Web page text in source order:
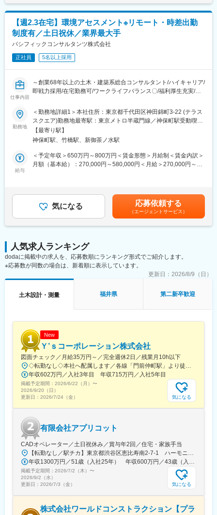
土日祝休み、年間休日120日とプライベートを大切にしていた
だけます。残業は担当している業務の状況によりますが、平均1日
2～3時間程です。1週間の内、日帰り出張や宿泊を伴う出張にが
発生する可能性有。
■当社の特徴・魅力：
防災・減災対策関連業務やダム、河川構造物を中心とした継続
性の高い業務について受注比率が高まっています。
■株式会社クレアリアについて：
安全・品質・工期・環境・利益管理の達成責任を負い、顧客満足
を得るための最前線活動を行います。
（1）施工計画の作成
（2）プロジェクト全体の実行予算書作成、損益・工事資金管理
（3）工事進捗・出来形管理、協力会社への発注・管理調整、図面
チェック、施工図作成、測量、各種データ分析
（4）安全衛生、労務管理並びに記録の保管他
https://www.ad-hzm.co.jp/works/
・フルフレックス制や在宅勤務制度など、各自が裁量を持って働
ける環境が整っている為、全社の残業時間は月平均30時間程度で
す。
※就業後の残業は上長承認が必要な為、各自が業務工程を立て業務
を行っています。
・入寮条件はありますが寮も完備されています。
・住宅融資や持株制度、退職金制度など福利厚生、各種手当も充
ことができ、現場が必要とする情報をアプリに一元化することに
成功しました。
当社では、社員全員がいきいきと働ける仕組みを実現するための
施策を実施しております。その一つとして、ワークライフバラン
スの実現のため、生産性向上や効率化・省力化に向けて、現場で
のICT・AI導入など全社を挙げて働き方改革を推進しています。
制度」や全社員共通の評価制度があり、キャリア採用の方も新卒
【週2.3在宅】環境アセスメント※リモート・時差出勤
制度有／土日祝休／業界最大手
パシフィックコンサルタンツ株式会社
正社員 5名以上採用
仕事内容
～創業68年以上の土木・建築系総合コンサルタント/ハイキャリア/
即戦力採用/在宅勤務可/ワークライフバランス〇/福利厚生充実/キ
■業務内容：
業界最大手・土木・建築系総合コンサルタントである当社にて、
環境アセスメント業務を担当いただきます。
■業務詳細：
・大気質・騒音・水質等のシミュレーションやGISによる生息適地
における法・条例アセスメント、
・各種事業による環境面へのプラス効果の検討（ポジティブアセ
スメント）による脱炭素社会の実現に向けた開発事業の支援、
■働く環境：
（1）長期的に働き続けられる環境
働きがいを感じながら、能力を100％発揮し成果をあげることが
できるよう、多様な働き方の推進・定着を強化。
在宅勤務、サテライトオフィスの他に、移動時間の有効活用を目
（3）時差出勤制度
す。
（4）ワークライフバランス
毎週水曜日はノー残業デーです。同業他社にも働きかけを行い、
年に2回の業界一斉ノー残業デーも主導しています。
■企業魅力
国内外に貢献する業界シェアトップクラスの「技術・知識集団」
であり、68年以上の歴史を有する土木・建築系総合コンサルタン
港、建築、福祉、情報、PFI、NPM、防災等の社会資本整備、維
持管理に、卓越した技術と柔軟な頭脳をもって応え、日本経済の
発展に伴い多くのプロジェクトに携わってきました。
変更の範囲：本文参照
勤務地
＜勤務地詳細1＞本社住所：東京都千代田区神田錦町3-22 (テラス
スクエア)勤務地最寄駅：東京メトロ半蔵門線／神保町駅受動喫煙
対策：屋内全面禁煙＜勤務地詳細2＞全国事業所のいずれか住所：
47都道府県 受動喫煙対策：屋内全面禁煙変更の範囲：本文参照
【最寄り駅】
神保町駅、竹橋駅、新御茶ノ水駅
給与
＜予定年収＞650万円～800万円＜賃金形態＞月給制＜賃金内訳＞
月額（基本給）：270,000円～580,000円＜月給＞270,000円～
金額であり、選考を通じて上下する可能性があります。月給(月額)
は固定手当を含めた表記です。
気になる 応募依頼する
（エージェントサービス）
人気求人ランキング
dodaに掲載中の求人を、応募数順にランキング形式でご紹介します。
※応募数が同数の場合は、新着順に表示しています。
更新日： 2026/8/9（日）
土木設計・測量 福井県 第二新卒歓迎
New
Ｙ’ｓコーポレーション株式会社
図面チェック／月給35万円～／完全週休2日／残業月10h以下
◇転勤なし◇本社へ配属します／各線「門前仲町駅」より徒歩3分本社／東京都江東区牡丹1-15-5 ポイントSTビル6F【アクセス】・各線「門前仲町」駅より徒歩3分・各線「越中島」駅より徒歩7分
年収602万円／入社3年目 年収715万円／入社5年目
掲載予定期間： 2026/6/22（月） 〜
2026/9/20（日）
更新日： 2026/7/24（金） 気になる
有限会社アプリコット
CADオペレーター／土日祝休み／賞与年2回／住宅・家族手当
【転勤なし／駅チカ】東京都渋谷区恵比寿南2-7-1 ハーモニックプレイス2F
年収1300万円／51歳（入社25年） 年収600万円／43歳（入社5年）
掲載予定期間： 2026/7/2（木） 〜
2026/9/2（水）
更新日： 2026/7/3（金） 気になる
株式会社ワールドコンストラクション【プラ